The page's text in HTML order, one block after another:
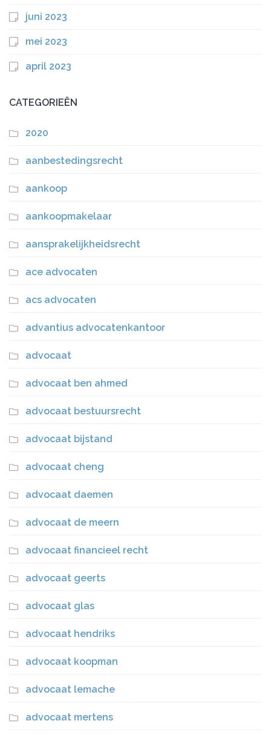
juni 2023
mei 2023
april 2023
CATEGORIEËN
2020
aanbestedingsrecht
aankoop
aankoopmakelaar
aansprakelijkheidsrecht
ace advocaten
acs advocaten
advantius advocatenkantoor
advocaat
advocaat ben ahmed
advocaat bestuursrecht
advocaat bijstand
advocaat cheng
advocaat daemen
advocaat de meern
advocaat financieel recht
advocaat geerts
advocaat glas
advocaat hendriks
advocaat koopman
advocaat lemache
advocaat mertens